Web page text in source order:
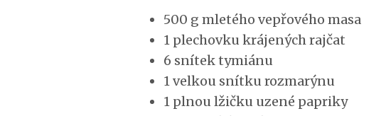
500 g mletého vepřového masa
1 plechovku krájených rajčat
6 snítek tymiánu
1 velkou snítku rozmarýnu
1 plnou lžičku uzené papriky